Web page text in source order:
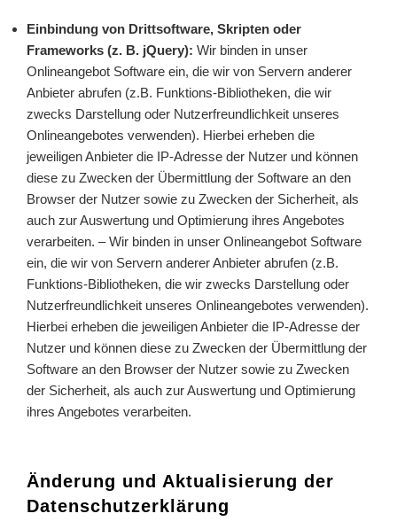
Einbindung von Drittsoftware, Skripten oder
Frameworks (z. B. jQuery): Wir binden in unser
Onlineangebot Software ein, die wir von Servern anderer
Anbieter abrufen (z.B. Funktions-Bibliotheken, die wir
zwecks Darstellung oder Nutzerfreundlichkeit unseres
Onlineangebotes verwenden). Hierbei erheben die
jeweiligen Anbieter die IP-Adresse der Nutzer und können
diese zu Zwecken der Übermittlung der Software an den
Browser der Nutzer sowie zu Zwecken der Sicherheit, als
auch zur Auswertung und Optimierung ihres Angebotes
verarbeiten. – Wir binden in unser Onlineangebot Software
ein, die wir von Servern anderer Anbieter abrufen (z.B.
Funktions-Bibliotheken, die wir zwecks Darstellung oder
Nutzerfreundlichkeit unseres Onlineangebotes verwenden).
Hierbei erheben die jeweiligen Anbieter die IP-Adresse der
Nutzer und können diese zu Zwecken der Übermittlung der
Software an den Browser der Nutzer sowie zu Zwecken
der Sicherheit, als auch zur Auswertung und Optimierung
ihres Angebotes verarbeiten.
Änderung und Aktualisierung der
Datenschutzerklärung